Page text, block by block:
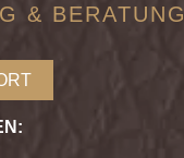
& BERATUNG